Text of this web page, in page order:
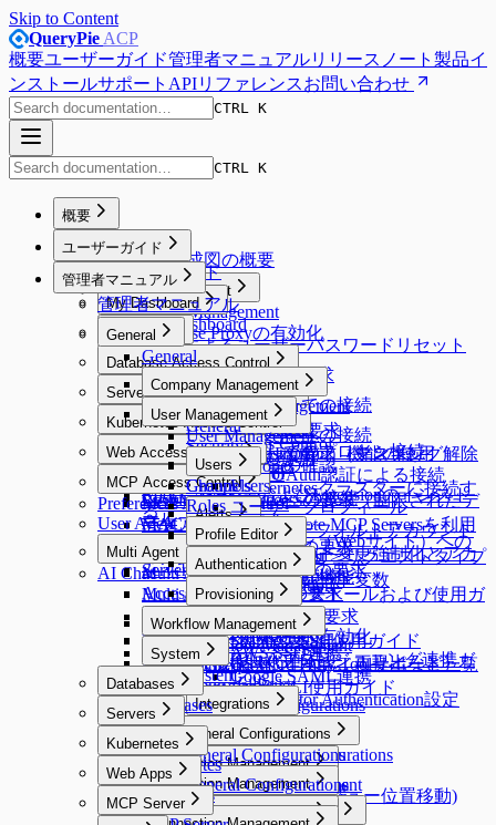
Skip to Content
QueryPie ACP
概要ユーザーガイド管理者マニュアルリリースノート 製品イ
ンストールサポート APIリファレンスお問い合わせ
CTRL K
CTRL K
概要
Overview
システム構成図の概要
Proxy Management
Proxy Management
Database Proxyの有効化
ユーザーガイド
ユーザーガイド
My Dashboard
My Dashboard
Emailによるユーザーパスワードリセット
Workflow
Workflow
DB Access Requestの要求
SQL Requestの要求
SQL Request要求
実行計画（Explain）機能の使用
SQL Export Requestの要求
Unmasking Requestの要求（マスキング解除
要求）
Restricted Data Accessの要求（制限されたデ
ータアクセス要求）
Server Access Requestの要求
Server Privilege Requestの要求
Access Role Requestの要求
IP Registration Requestの要求
DBポリシー例外の要求
承認付加機能（代理承認、再提出など）
Database Access Control
Database Access Control
Web SQLエディターでの接続
Default Privilegeの設定
エージェントなしでのプロキシ接続
Google BigQuery OAuth認証による接続
Custom Data Sourceへの接続
Server Access Control
Server Access Control
認証されたサーバーへの接続
Webターミナルの使用
Web SFTPの使用
Kubernetes Access Control
Kubernetes Access Control
アクセス権限一覧の確認
Web ClientでKubernetesクラスターに接続す
る
Web Access Control
Web Access Control
Root CA証明書およびExtensionのインスト
ール
Webアプリケーション（Webサイト）への
アクセス
MCP Access Control
MCP Access Control
MACを使用してRemote MCP Serversを利用
する
Preferences
User Agent
Multi Agent
Multi Agent
Multi Agent Linuxインストールおよび使用ガ
イド
Multi Agent Seamless SSH使用ガイド
Multi Agent OS別3rd Party Toolサポート一覧
Multi Agent - qpctl CLI使用ガイド
AI Chat
管理者マニュアル
管理者マニュアル
General
General
Company Management
Company Management
General
Security
Allowed Zones
Channels
Alerts
Alerts
New Request > リクエストタイプ
別テンプレート変数
Licenses
User Management
User Management
Users
Users
ユーザープロフィール
qp-adminデフォルトアカウント
のパスワード変更強制化とアカ
ウント削除機能
Groups
Roles
Profile Editor
Profile Editor
Custom Attribute
Authentication
Authentication
Okta連携
LDAP連携
AWS SSO連携
Google SAML連携
Multi-Factor Authentication設定
Provisioning
Provisioning
Provisioning有効化
[Okta] プロビジョニング連携ガ
イド
Workflow Management
Workflow Management
All Requests
Approval Rules
Workflow Configurations
System
System
Integrations
Integrations
Syslog連携
Splunk連携
Secret Store連携
Email連携
API Token
Jobs
Maintenance
Databases
Databases
DAC General Configurations
DAC General Configurations
Unmasking Zones
Masking Pattern (メニュー位置移動)
Connection Management
Connection Management
Cloud Providers
DB Access Control
DB Access Control
Servers
Servers
SAC General Configurations
Connection Management
Connection Management
Server Account Management
Kubernetes
Kubernetes
KAC General Configurations
Connection Management
Web Apps
Web Apps
MCP Server